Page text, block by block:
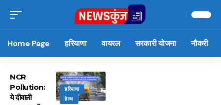
Home Page हरियाणा वायरल सरकारी योजना नौकरी
हरियाणा
हेल्थ
NCR
Pollution:
ये दीवाली